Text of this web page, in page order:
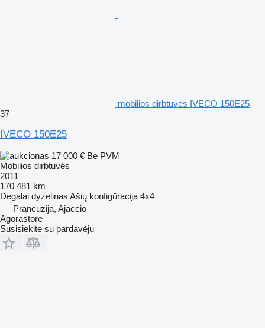
mobilios dirbtuvės IVECO 150E25
37
IVECO 150E25
17 000 € Be PVM
Mobilios dirbtuvės
2011
170 481 km
Degalai dyzelinas Ašių konfigūracija 4x4
Prancūzija, Ajaccio
Agorastore
Susisiekite su pardavėju